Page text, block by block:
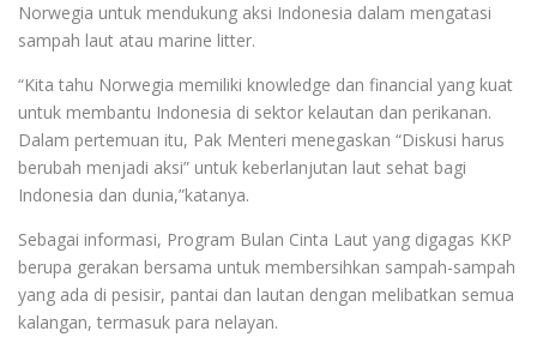
Norwegia untuk mendukung aksi Indonesia dalam mengatasi
sampah laut atau marine litter.
“Kita tahu Norwegia memiliki knowledge dan financial yang kuat
untuk membantu Indonesia di sektor kelautan dan perikanan.
Dalam pertemuan itu, Pak Menteri menegaskan “Diskusi harus
berubah menjadi aksi” untuk keberlanjutan laut sehat bagi
Indonesia dan dunia,”katanya.
Sebagai informasi, Program Bulan Cinta Laut yang digagas KKP
berupa gerakan bersama untuk membersihkan sampah-sampah
yang ada di pesisir, pantai dan lautan dengan melibatkan semua
kalangan, termasuk para nelayan.